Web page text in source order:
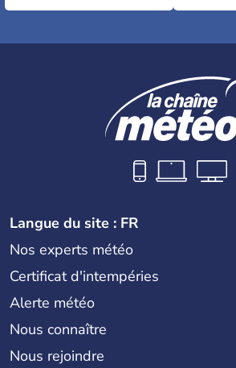
Langue du site : FR
Nos experts météo
Certificat d'intempéries
Alerte météo
Nous connaître
Nous rejoindre